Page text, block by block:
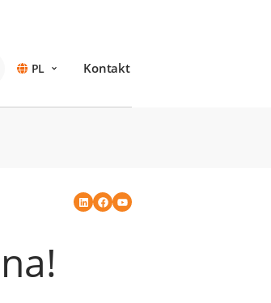
PL Kontakt